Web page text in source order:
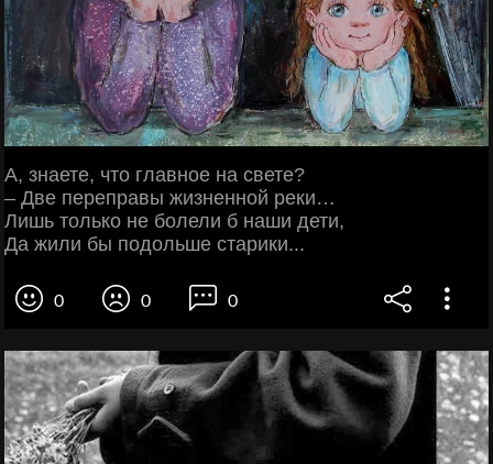
А, знаете, что главное на свете?
– Две переправы жизненной реки…
Лишь только не болели б наши дети,
Да жили бы подольше старики...
0 0 0